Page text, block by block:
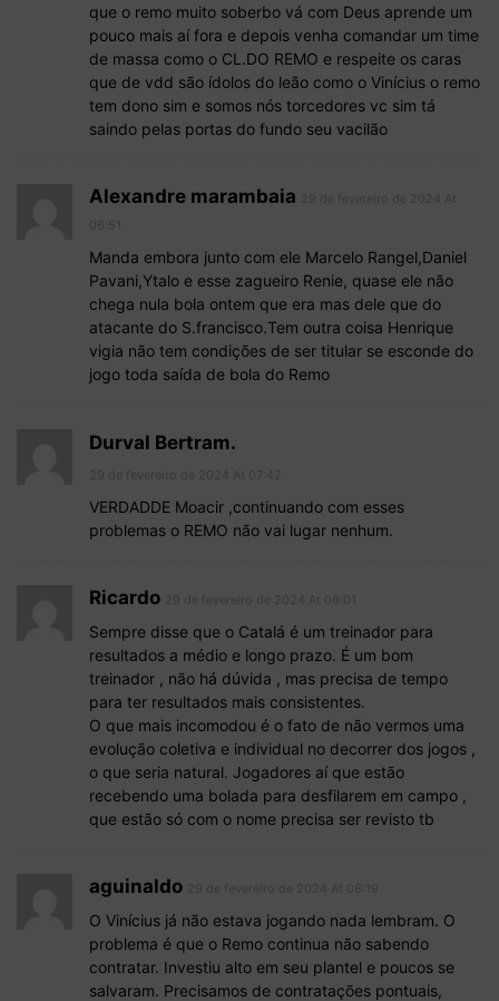
que o remo muito soberbo vá com Deus aprende um
pouco mais aí fora e depois venha comandar um time
de massa como o CL.DO REMO e respeite os caras
que de vdd são ídolos do leão como o Vinícius o remo
tem dono sim e somos nós torcedores vc sim tá
saindo pelas portas do fundo seu vacilão
Alexandre marambaia
Manda embora junto com ele Marcelo Rangel,Daniel
Pavani,Ytalo e esse zagueiro Renie, quase ele não
chega nula bola ontem que era mas dele que do
atacante do S.francisco.Tem outra coisa Henrique
vigia não tem condições de ser titular se esconde do
jogo toda saída de bola do Remo
Durval Bertram.
VERDADDE Moacir ,continuando com esses
problemas o REMO não vai lugar nenhum.
Ricardo
Sempre disse que o Catalá é um treinador para
resultados a médio e longo prazo. É um bom
treinador , não há dúvida , mas precisa de tempo
para ter resultados mais consistentes.
O que mais incomodou é o fato de não vermos uma
evolução coletiva e individual no decorrer dos jogos ,
o que seria natural. Jogadores aí que estão
recebendo uma bolada para desfilarem em campo ,
que estão só com o nome precisa ser revisto tb
aguinaldo
O Vinícius já não estava jogando nada lembram. O
problema é que o Remo continua não sabendo
contratar. Investiu alto em seu plantel e poucos se
salvaram. Precisamos de contratações pontuais,